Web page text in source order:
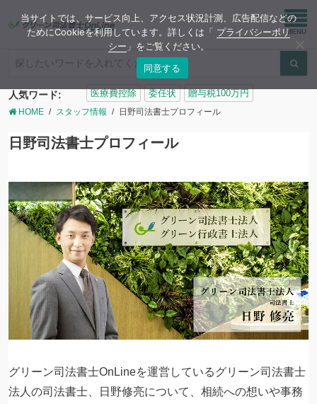
検
人気ワード: 医療費控除 委任状 贈与税100万円
HOME スタッフ情報 日野司法書士プロフィール
日野司法書士プロフィール
グリーン司法書士OnLineを運営しているグリーン司法書士
法人の司法書士、日野修亮について、相続への想いや事務
当サイトでは、サービス向上、アクセス状況計測、広告配信などの
ためにCookieを利用しています。詳しくは「 プライバシーポリ
シー 」をご覧ください。
同意する